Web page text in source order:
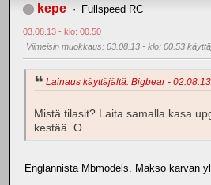
kepe Fullspeed RC
03.08.13 - klo: 00.50
Viimeisin muokkaus: 03.08.13 - klo: 00.53
Lainaus käyttäjältä: Bigbear -
Mistä tilasit? Laita samalla kasa
kestää. O
Englannista Mbmodels. Makso karvan